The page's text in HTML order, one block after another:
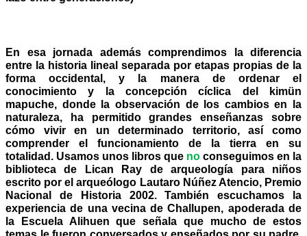
En esa jornada además comprendimos la diferencia
entre la historia lineal separada por etapas propias de la
forma occidental, y la manera de ordenar el
conocimiento y la concepción cíclica del kimün
mapuche, donde la observación de los cambios en la
naturaleza, ha permitido grandes enseñanzas sobre
cómo vivir en un determinado territorio, así como
comprender el funcionamiento de la tierra en su
totalidad. Usamos unos libros que no conseguimos en la
biblioteca de Lican Ray de arqueología para niños
escrito por el arqueólogo Lautaro Núñez Atencio, Premio
Nacional de H istoria 2002. También escuchamos la
experiencia de una vecina de Challupen, apoderada de
la Escuela Alihuen que señala que mucho de estos